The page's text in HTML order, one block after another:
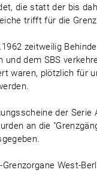
die statt der bis
trifft für die
zeitweilig
dem SBS
waren, plötzlich für
der
an die
West-